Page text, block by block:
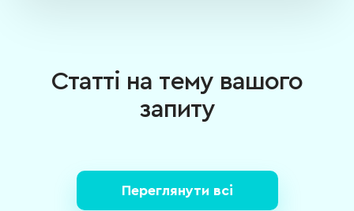
Статті на тему вашого
запиту
Переглянути всі